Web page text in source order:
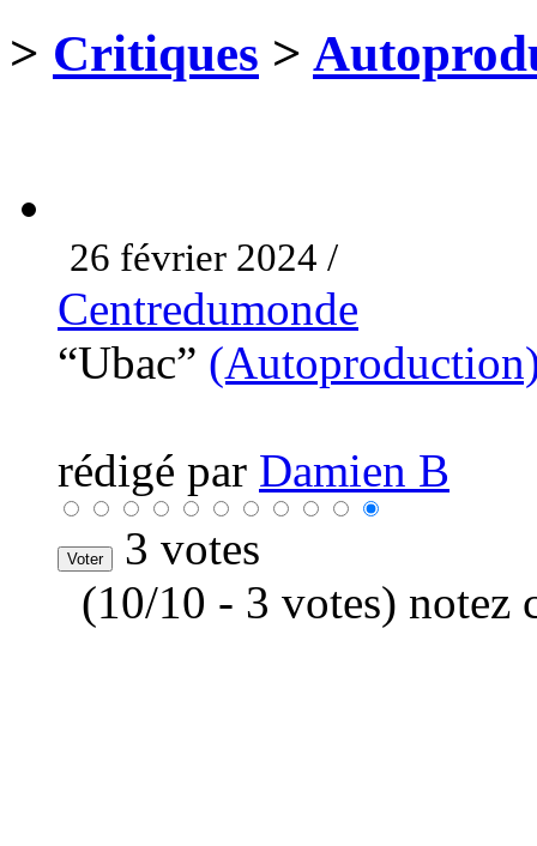
> Critiques >
26 février 2024 /
Centredumonde
“Ubac”
rédigé par Damien B
3 votes
(10/10 - 3 votes) notez